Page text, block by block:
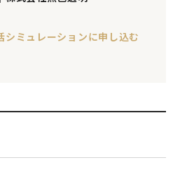
シミュレーションに申し込む